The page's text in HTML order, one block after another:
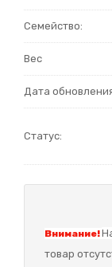
Семейство:
Вес
Дата
Статус:
Внимание!
товар